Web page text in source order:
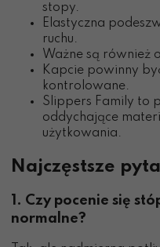
stopy.
Elastyczna
ruchu.
Ważne są również
Kapcie powinny
kontrolowane.
Slippers Family to
oddychające
użytkowania.
Najczęstsze
1. Czy pocenie się
normalne?